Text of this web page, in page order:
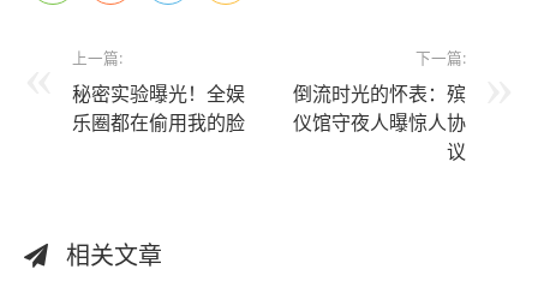
上一篇:
秘密实验曝光！全娱
乐圈都在偷用我的脸
下一篇:
倒流时光的怀表：殡
仪馆守夜人曝惊人协
议
相关文章